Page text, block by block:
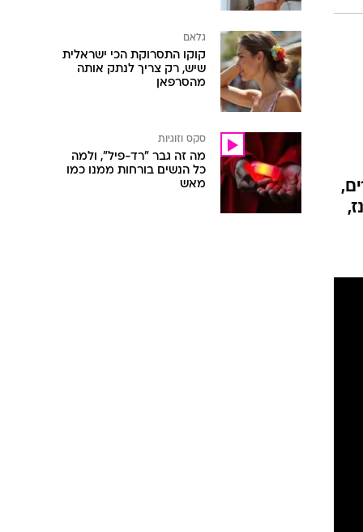
גלאם
קוקו התסרוקת הכי ישראלית
שיש, רק צריך לנתק אותה
מהסרפאן
סקס וזוגיות
מה זה גבר "רד-פיל", ולמה
כל הנשים בורחות ממנו כמו
מאש